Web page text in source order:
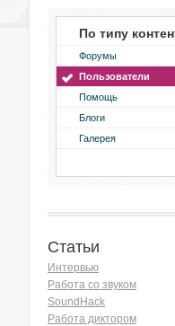
По типу
Форумы
Пользователи
Помощь
Блоги
Галерея
Статьи
Интервью
Работа со звуком
SoundHack
Работа диктором